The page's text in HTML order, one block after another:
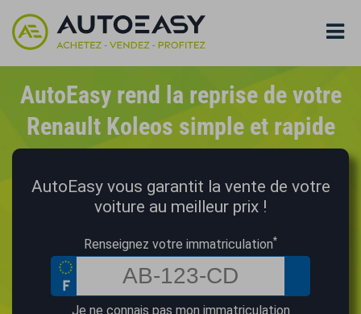
AutoEasy rend la reprise de votre
Renault Koleos simple et rapide
AutoEasy vous garantit la vente de votre
voiture au meilleur prix !
Renseignez votre immatriculation*
Je ne connais pas mon immatriculation